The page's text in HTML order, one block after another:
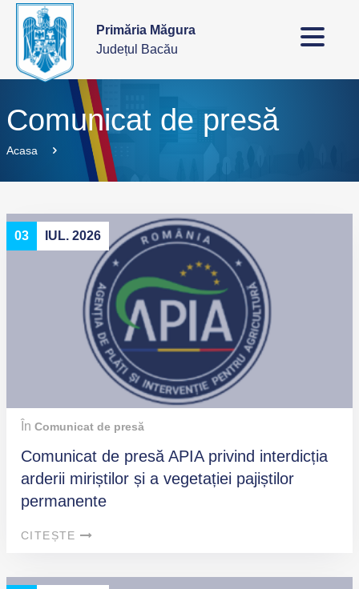
Primăria Măgura
Județul Bacău
Comunicat de presă
Acasa
03 IUL. 2026
În Comunicat de presă
Comunicat de presă APIA privind interdicția
arderii miriștilor și a vegetației pajiștilor
permanente
CITEȘTE